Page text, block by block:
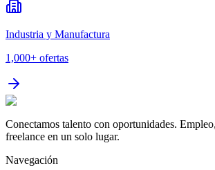
Industria y Manufactura
1,000+ ofertas
Conectamos talento con oportunidades.
freelance en un solo lugar.
Navegación